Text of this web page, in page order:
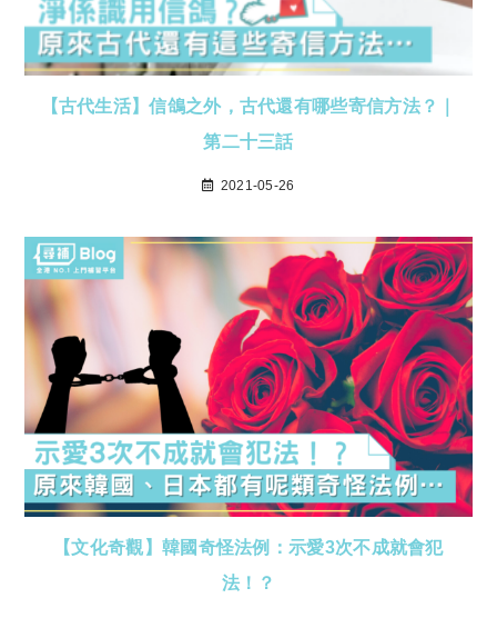
【古代生活】信鴿之外，古代還有哪些寄信方法？｜
第二十三話
2021-05-26
【文化奇觀】韓國奇怪法例：示愛3次不成就會犯
法！？